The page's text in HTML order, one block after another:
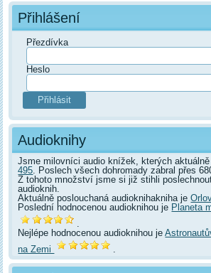
Přihlášení
Přezdívka
Heslo
Audioknihy
Jsme milovníci audio knížek, kterých
495 . Poslech všech dohromady zabral přes
Z tohoto množství jsme si již stihli
audioknih.
Aktuálně poslouchaná audioknihakniha je
Poslední hodnocenou audioknihou je Planeta
Nejlépe hodnocenou audioknihou je
na Zemi